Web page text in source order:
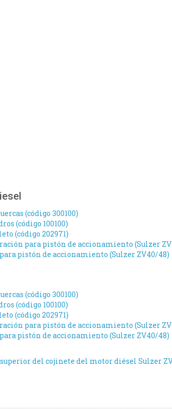
(código 300100)
(código 100100)
(código 202971)
para pistón de accionamiento (Sulzer
pistón de accionamiento (Sulzer ZV40/48)
(código 300100)
(código 100100)
(código 202971)
para pistón de accionamiento (Sulzer
pistón de accionamiento (Sulzer ZV40/48)
del cojinete del motor diésel Sulzer